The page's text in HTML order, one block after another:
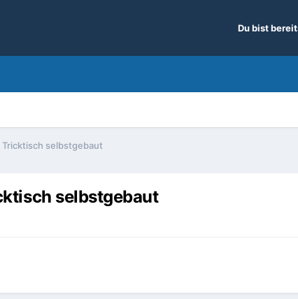
Du bist
Tricktisch selbstgebaut
selbstgebaut